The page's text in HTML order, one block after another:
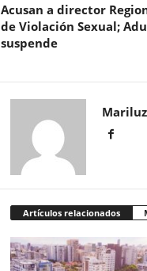
Acusan a director
de Violación Sexual;
suspende
Artículos relacionados